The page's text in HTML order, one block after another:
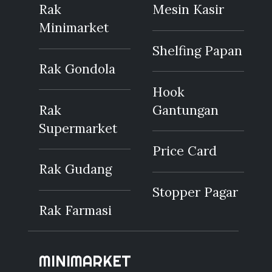
Rak
Minimarket
Rak Gondola
Rak
Supermarket
Rak Gudang
Rak Farmasi
Mesin Kasir
Shelfing Papan
Hook
Gantungan
Price Card
Stopper Pagar
MINIMARKET